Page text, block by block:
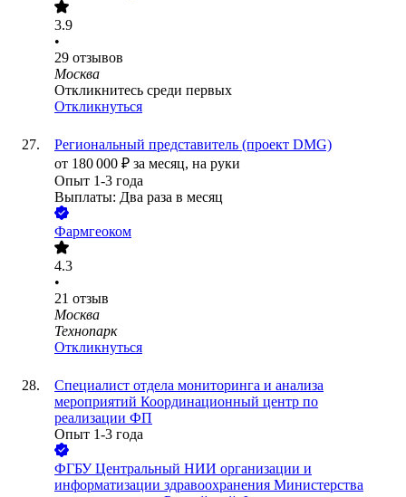
3.9
•
29 отзывов
Москва
Откликнитесь среди первых
Откликнуться
Региональный представитель (проект DMG)
от 180 000 ₽ за месяц, на руки
Опыт 1-3 года
Выплаты: Два раза в месяц
Фармгеоком
4.3
•
21 отзыв
Москва
Технопарк
Откликнуться
Специалист отдела мониторинга и анализа
мероприятий Координационный центр по
реализации ФП
Опыт 1-3 года
ФГБУ Центральный НИИ организации и
информатизации здравоохранения Министерства